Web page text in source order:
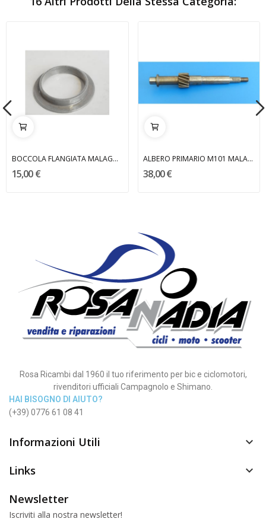
BOCCOLA FLANGIATA MALAGUTI
15,00 €
ALBERO PRIMARIO M101 MALAGUTI
38,00 €
Rosa Ricambi dal 1960 il tuo riferimento per bic e ciclomotori,
rivenditori ufficiali Campagnolo e Shimano.
HAI BISOGNO DI AIUTO?
(+39) 0776 61 08 41
Informazioni Utili 
Links 
Newsletter
Iscriviti alla nostra newsletter!